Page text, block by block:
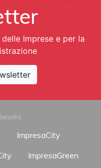
Imprese e per la
ImpresaCity
ImpresaGreen